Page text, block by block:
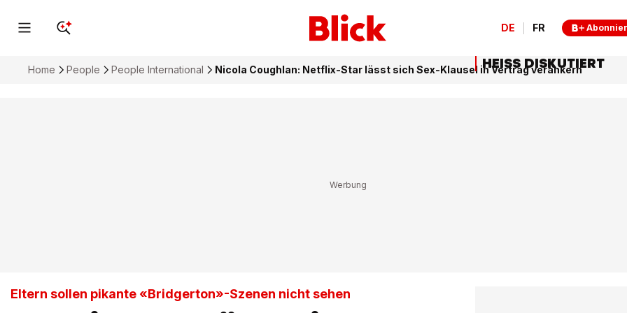
DE FR
Home People People International Nicola Coughlan: Netflix-Star lässt sich Sex-Klausel in Vertrag verankern
Eltern sollen pikante «Bridgerton»-Szenen nicht sehen
HEISS DISKUTIERT